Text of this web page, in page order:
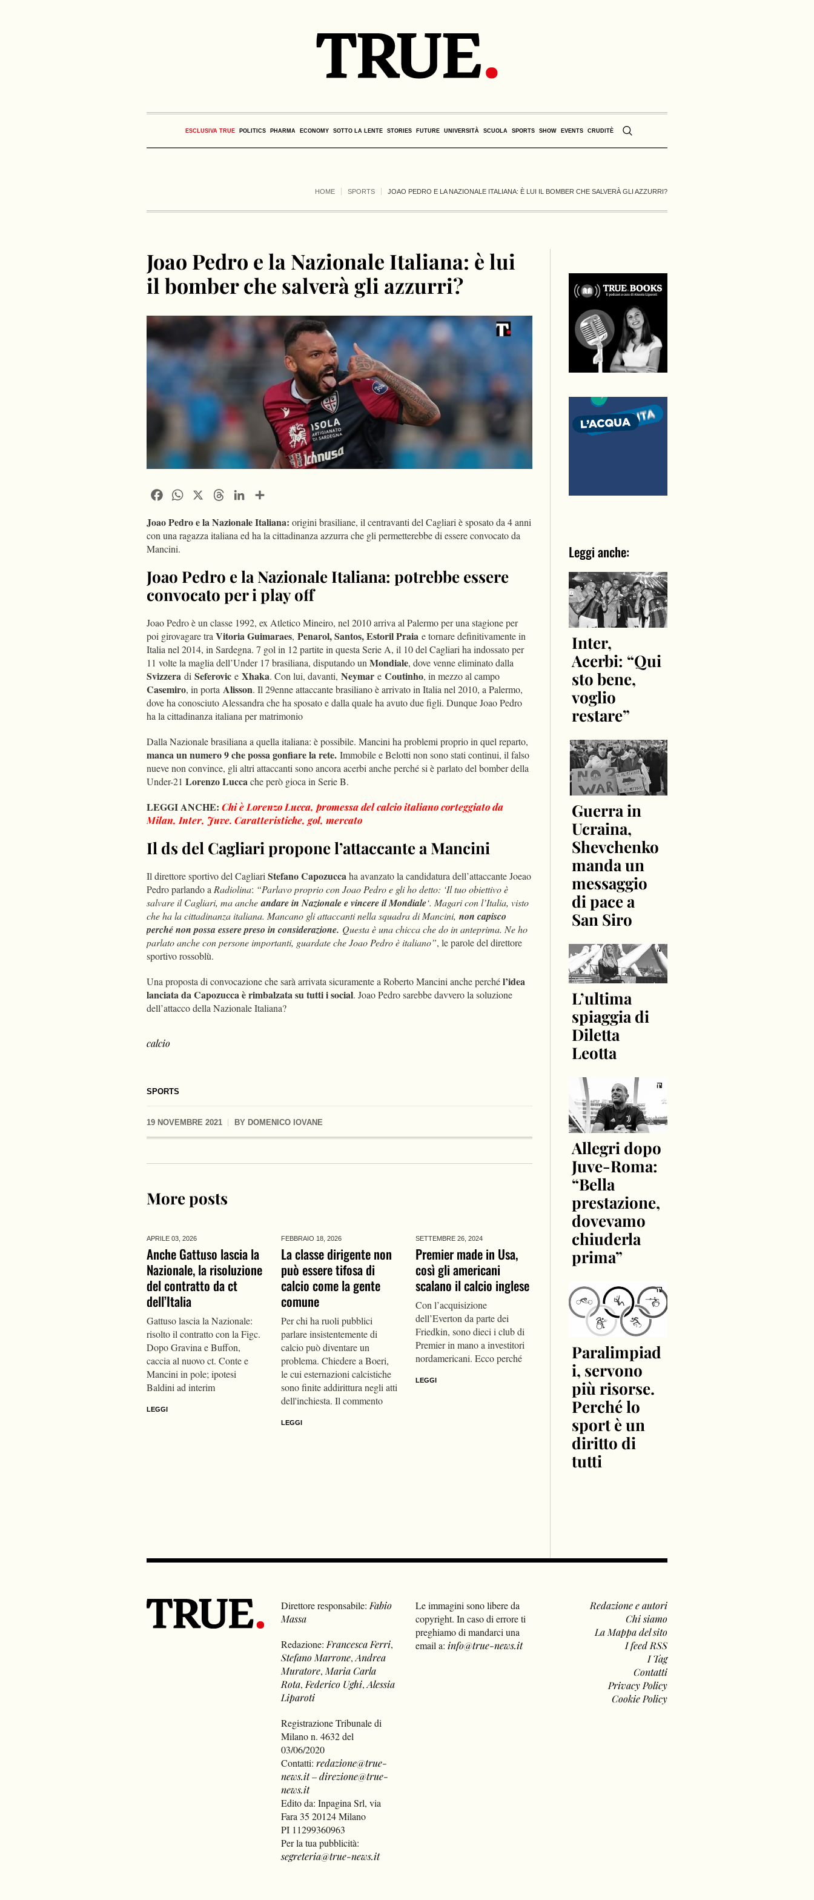
ESCLUSIVA TRUE POLITICS PHARMA ECONOMY SOTTO LA LENTE STORIES FUTURE UNIVERSITÀ SCUOLA SPORTS SHOW EVENTS CRUDITÈ
HOME SPORTS JOAO PEDRO E LA NAZIONALE ITALIANA: È LUI IL BOMBER CHE SALVERÀ GLI AZZURRI?
SPORTS
Joao Pedro e la Nazionale Italiana: è lui
il bomber che salverà gli azzurri?
19 NOVEMBRE 2021 BY DOMENICO IOVANE
FacebookWhatsApp ThreadsLinkedIn
Joao Pedro e la Nazionale Italiana: origini brasiliane, il centravanti del Cagliari è sposato da 4 anni
con una ragazza italiana ed ha la cittadinanza azzurra che gli permetterebbe di essere convocato da
Mancini.
Joao Pedro e la Nazionale Italiana: potrebbe essere
convocato per i play off
Joao Pedro è un classe 1992, ex Atletico Mineiro, nel 2010 arriva al Palermo per una stagione per
poi girovagare tra Vitoria Guimaraes, Penarol, Santos, Estoril Praia e tornare definitivamente in
Italia nel 2014, in Sardegna. 7 gol in 12 partite in questa Serie A, il 10 del Cagliari ha indossato per
11 volte la maglia dell’Under 17 brasiliana, disputando un Mondiale, dove venne eliminato dalla
Svizzera di Seferovic e Xhaka. Con lui, davanti, Neymar e Coutinho, in mezzo al campo
Casemiro, in porta Alisson. Il 29enne attaccante brasiliano è arrivato in Italia nel 2010, a Palermo,
dove ha conosciuto Alessandra che ha sposato e dalla quale ha avuto due figli. Dunque Joao Pedro
ha la cittadinanza italiana per matrimonio
Dalla Nazionale brasiliana a quella italiana: è possibile. Mancini ha problemi proprio in quel reparto,
manca un numero 9 che possa gonfiare la rete. Immobile e Belotti non sono stati continui, il falso
nueve non convince, gli altri attaccanti sono ancora acerbi anche perché si è parlato del bomber della
Under-21 Lorenzo Luccache però gioca in Serie B.
LEGGI ANCHE: Chi è Lorenzo Lucca, promessa del calcio italiano corteggiato da
Milan, Inter, Juve. Caratteristiche, gol, mercato
Il ds del Cagliari propone l’attaccante a Mancini
Il direttore sportivo del Cagliari Stefano Capozuccaha avanzato la candidatura dell’attaccante Joeao
Pedro parlando a Radiolina: “Parlavo proprio con Joao Pedro e gli ho detto: ‘Il tuo obiettivo è
salvare il Cagliari, ma ancheandare in Nazionale e vincere il Mondiale‘. Magari con l’Italia, visto
che ha la cittadinanza italiana. Mancano gli attaccanti nella squadra di Mancini, non capisco
perché non possa essere preso in considerazione. Questa è una chicca che do in anteprima. Ne ho
parlato anche con persone importanti, guardate che Joao Pedro è italiano”, le parole del direttore
sportivo rossoblù.
Una proposta di convocazione che sarà arrivata sicuramente a Roberto Mancini anche perchél’idea
lanciata da Capozucca è rimbalzata su tutti i social. Joao Pedro sarebbe davvero la soluzione
dell’attacco della Nazionale Italiana?
calcio
More posts
APRILE 03, 2026
Anche Gattuso lascia la
Nazionale, la risoluzione
del contratto da ct
dell’Italia
Gattuso lascia la Nazionale:
risolto il contratto con la Figc.
Dopo Gravina e Buffon,
caccia al nuovo ct. Conte e
Mancini in pole; ipotesi
Baldini ad interim
LEGGI
FEBBRAIO 18, 2026
La classe dirigente non
può essere tifosa di
calcio come la gente
comune
Per chi ha ruoli pubblici
parlare insistentemente di
calcio può diventare un
problema. Chiedere a Boeri,
le cui esternazioni calcistiche
sono finite addirittura negli atti
dell'inchiesta. Il commento
LEGGI
SETTEMBRE 26, 2024
Premier made in Usa,
così gli americani
scalano il calcio inglese
Con l’acquisizione
dell’Everton da parte dei
Friedkin, sono dieci i club di
Premier in mano a investitori
nordamericani. Ecco perché
LEGGI
Leggi anche:
Inter,
Acerbi: “Qui
sto bene,
voglio
restare”
Guerra in
Ucraina,
Shevchenko
manda un
messaggio
di pace a
San Siro
L’ultima
spiaggia di
Diletta
Leotta
Allegri dopo
Juve-Roma:
“Bella
prestazione,
dovevamo
chiuderla
prima”
Paralimpiad
i, servono
più risorse.
Perché lo
sport è un
diritto di
tutti
Direttore responsabile: Fabio
Massa
Redazione: Francesca Ferri,
Stefano Marrone,Andrea
Muratore, Maria Carla
Rota, Federico Ughi,Alessia
Liparoti
Registrazione Tribunale di
Milano n. 4632 del
03/06/2020
Contatti:redazione@true-
news.it–direzione@true-
news.it
Edito da: Inpagina Srl, via
Fara 35 20124 Milano
PI 11299360963
Per la tua pubblicità:
segreteria@true-news.it
Le immagini sono libere da
copyright. In caso di errore ti
preghiamo di mandarci una
email a: info@true-news.it
Redazione e autori
Chi siamo
La Mappa del sito
I feed RSS
I Tag
Contatti
Privacy Policy
Cookie Policy